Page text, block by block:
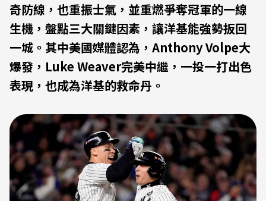
奇防線，也重振士氣，並重燃爭奪冠軍的一線
生機，盤點三大關鍵因素，讓洋基能強勢扳回
一城。其中美國媒體認為，Anthony Volpe大
爆發，Luke Weaver完美中繼，一投一打出色
表現，也成為洋基的救命丹。